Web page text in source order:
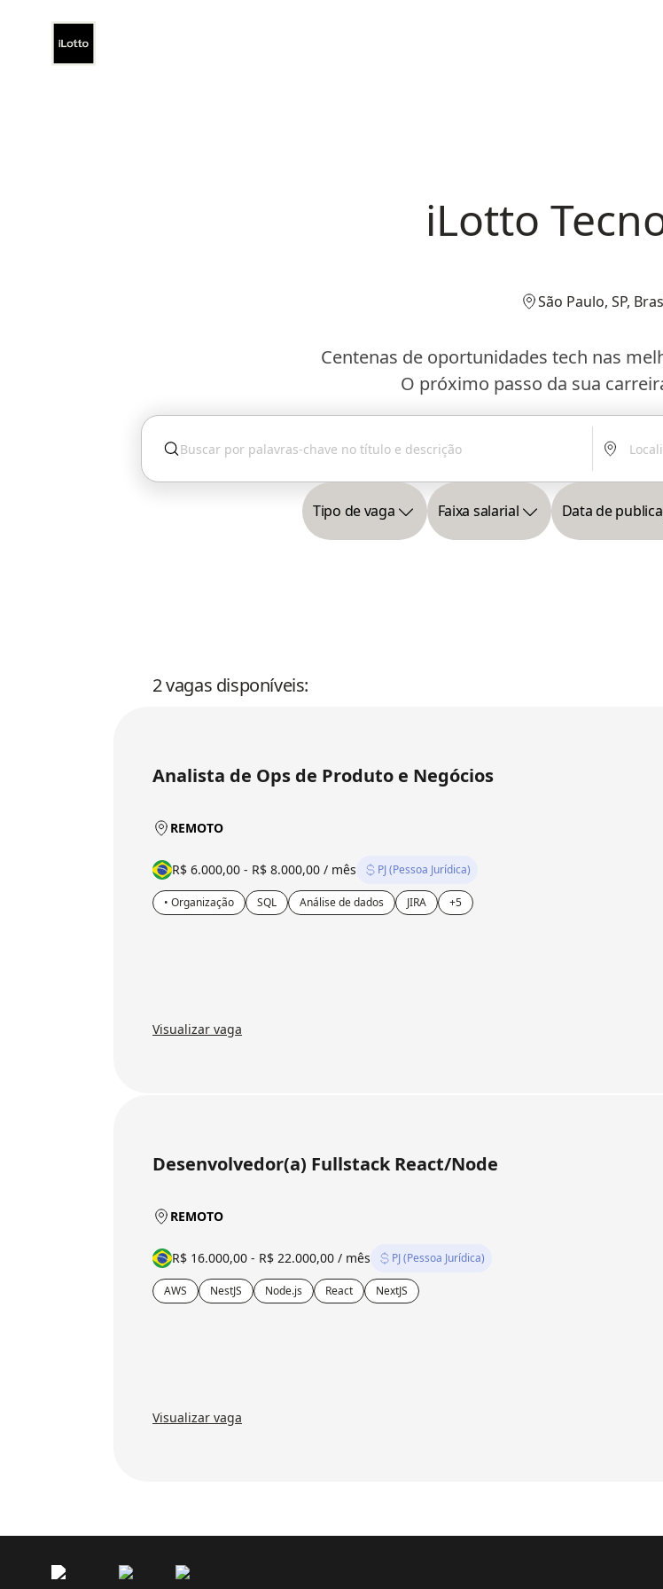
iLotto
São Paulo, SP,
Centenas de oportunidades tech nas
O próximo passo da sua
Tipo de vaga Faixa salarial Data de
2 vagas disponíveis:
Analista de Ops de Produto e Negócios
REMOTO
R$ 6.000,00 - R$ 8.000,00 / mês PJ (Pessoa Jurídica)
• Organização SQL Análise de dados JIRA +5
Visualizar vaga
Desenvolvedor(a) Fullstack React/Node
REMOTO
R$ 16.000,00 - R$ 22.000,00 / mês PJ (Pessoa Jurídica)
AWS NestJS Node.js React NextJS
Visualizar vaga